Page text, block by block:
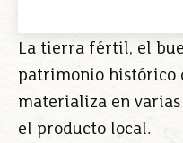
La tierra fértil, el
patrimonio histórico
materializa en varias
el producto local.